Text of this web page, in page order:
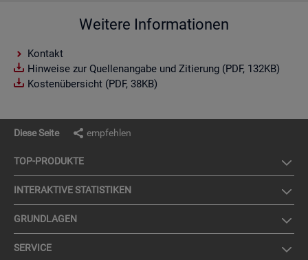
Weitere Informationen
Kontakt
Hinweise zur Quellenangabe und Zitierung (PDF, 132KB)
Kostenübersicht (PDF, 38KB)
Diese Seite empfehlen
TOP-PRO­DUK­TE
IN­TER­AK­TI­VE STA­TIS­TI­KEN
GRUND­LA­GEN
SER­VICE